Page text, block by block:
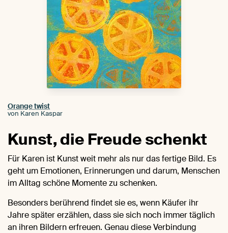
Orange twist
von Karen Kaspar
Kunst, die Freude schenkt
Für Karen ist Kunst weit mehr als nur das fertige Bild. Es
geht um Emotionen, Erinnerungen und darum, Menschen
im Alltag schöne Momente zu schenken.
Besonders berührend findet sie es, wenn Käufer ihr
Jahre später erzählen, dass sie sich noch immer täglich
an ihren Bildern erfreuen. Genau diese Verbindung